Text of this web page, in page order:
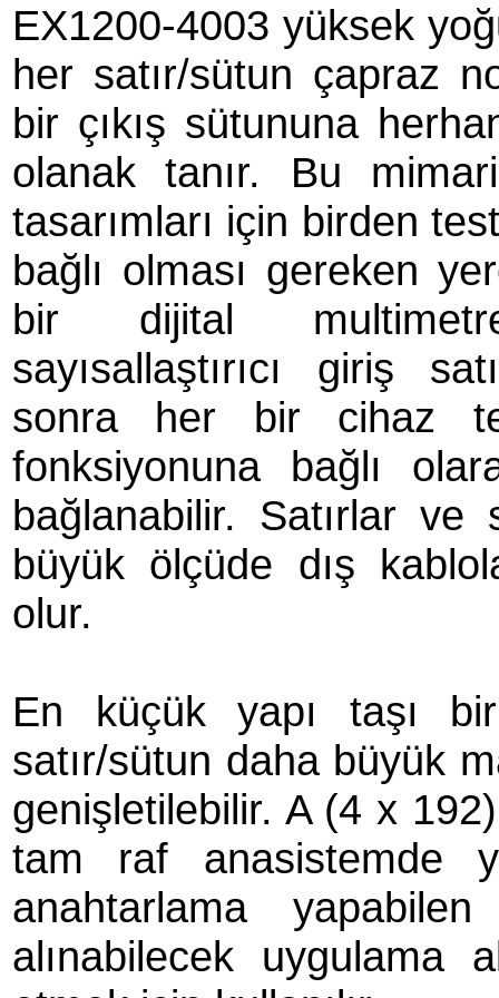
EX1200-4003 yüksek
her satır/sütun çapraz
bir çıkış sütununa
olanak tanır. Bu
tasarımları için birden
bağlı olması gereken
bir dijital
sayısallaştırıcı giriş
sonra her bir cihaz
fonksiyonuna bağlı
bağlanabilir. Satırlar ve
büyük ölçüde dış
olur.
En küçük yapı taşı
satır/sütun daha büyük
genişletilebilir. A (4 x
tam raf anasistemde
anahtarlama
alınabilecek uygulama